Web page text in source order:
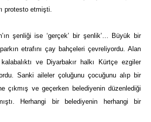
protesto etmişti.
şenliği ise ‘gerçek’ bir şenlik’… Büyük bir
etrafını çay bahçeleri çevreliyordu. Alan
ve Diyarbakır halkı Kürtçe ezgiler
Sanki aileler çoluğunu çocuğunu alıp bir
çıkmış ve geçerken belediyenin düzenlediği
Herhangi bir belediyenin herhangi bir